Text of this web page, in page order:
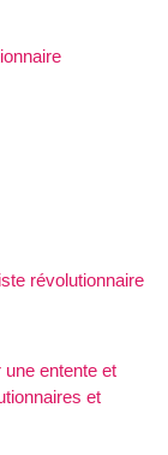
révolutionnaire
entente et
et